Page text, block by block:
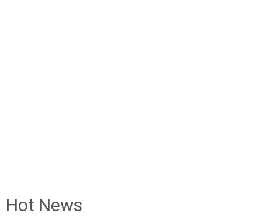
Hot News